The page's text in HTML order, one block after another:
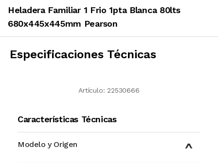
Heladera Familiar 1 Frio 1pta Blanca 80lts
680x445x445mm Pearson
Especificaciones Técnicas
Artículo: 22530666
Características Técnicas
Modelo y Origen